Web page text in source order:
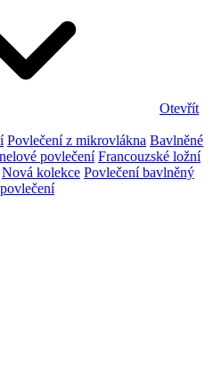
Otevřít
Povlečení z mikrovlákna Bavlněné
povlečení Francouzské ložní
Nová kolekce Povlečení bavlněný